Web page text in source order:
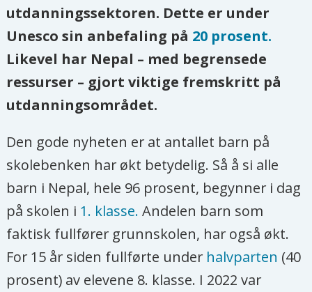
utdanningssektoren. Dette er under
Unesco sin anbefaling på 20 prosent.
Likevel har Nepal – med begrensede
ressurser – gjort viktige fremskritt på
utdanningsområdet.
Den gode nyheten er at antallet barn på
skolebenken har økt betydelig. Så å si alle
barn i Nepal, hele 96 prosent, begynner i dag
på skolen i 1. klasse. Andelen barn som
faktisk fullfører grunnskolen, har også økt.
For 15 år siden fullførte under halvparten (40
prosent) av elevene 8. klasse. I 2022 var